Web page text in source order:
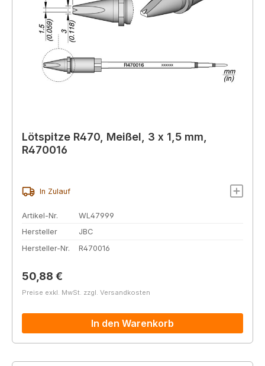
Lötspitze R470, Meißel, 3 x 1,5 mm,
R470016
In Zulauf
Artikel-Nr.
WL47999
Hersteller
JBC
Hersteller-Nr.
R470016
Regulärer Preis:
50,88 €
Preise exkl. MwSt. zzgl. Versandkosten
In den Warenkorb